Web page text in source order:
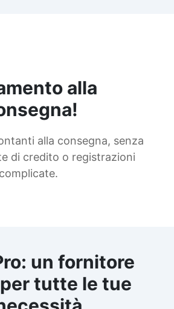
alla
alla consegna, senza
di credito o registrazioni
complicate.
un fornitore
tutte le tue